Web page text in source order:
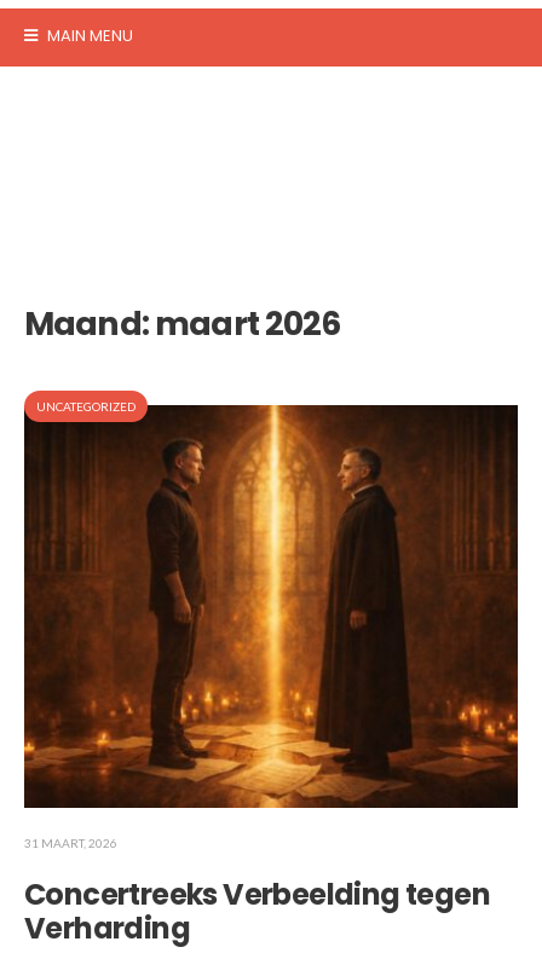
MAIN MENU
Maand:maart 2026
UNCATEGORIZED
31 MAART, 2026
Concertreeks Verbeelding tegen
Verharding